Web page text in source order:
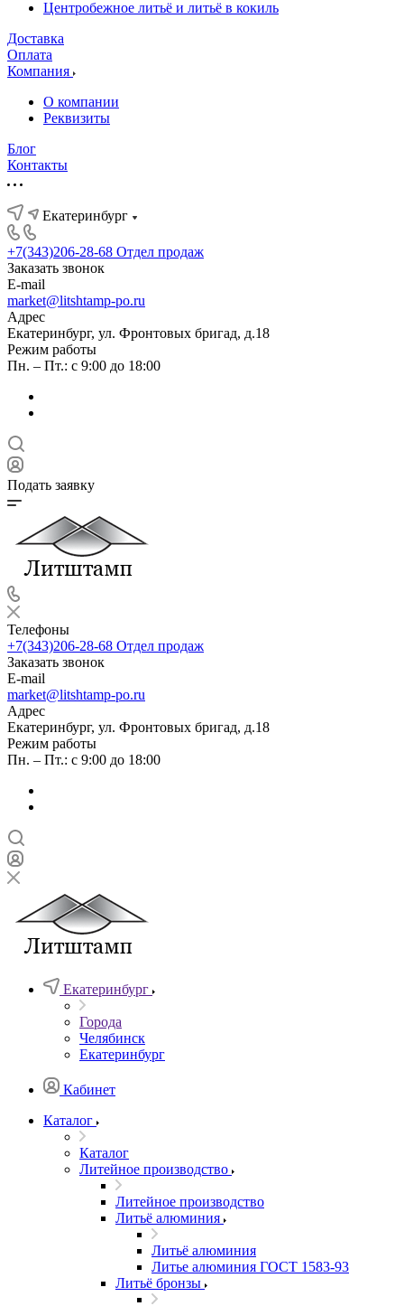
Центробежное литьё и литьё в кокиль
Доставка
Оплата
Компания
О компании
Реквизиты
Блог
Контакты
Екатеринбург
+7(343)206-28-68 Отдел продаж
Заказать звонок
E-mail
market@litshtamp-po.ru
Адрес
Екатеринбург, ул. Фронтовых бригад, д.18
Режим работы
Пн. – Пт.: с 9:00 до 18:00
Подать заявку
Телефоны
+7(343)206-28-68 Отдел продаж
Заказать звонок
E-mail
market@litshtamp-po.ru
Адрес
Екатеринбург, ул. Фронтовых бригад, д.18
Режим работы
Пн. – Пт.: с 9:00 до 18:00
Екатеринбург
Города
Челябинск
Екатеринбург
Кабинет
Каталог
Каталог
Литейное производство
Литейное производство
Литьё алюминия
Литьё алюминия
Литье алюминия ГОСТ 1583-93
Литьё бронзы